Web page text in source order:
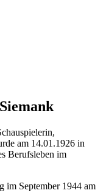
am 14.01.1926 in
Berufsleben im
im September 1944 am